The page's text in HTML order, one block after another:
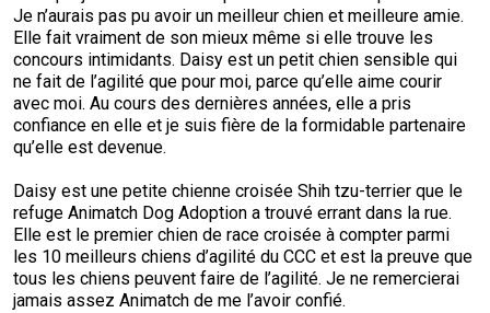
Je n’aurais pas pu avoir un meilleur chien et meilleure amie.
Elle fait vraiment de son mieux même si elle trouve les
concours intimidants. Daisy est un petit chien sensible qui
ne fait de l’agilité que pour moi, parce qu’elle aime courir
avec moi. Au cours des dernières années, elle a pris
confiance en elle et je suis fière de la formidable partenaire
qu’elle est devenue.
Daisy est une petite chienne croisée Shih tzu-terrier que le
refuge Animatch Dog Adoption a trouvé errant dans la rue.
Elle est le premier chien de race croisée à compter parmi
les 10 meilleurs chiens d’agilité du CCC et est la preuve que
tous les chiens peuvent faire de l’agilité. Je ne remercierai
jamais assez Animatch de me l’avoir confié.